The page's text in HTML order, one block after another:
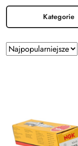
Kategorie
Zastosowano
sortowanie:
Sortuj
według